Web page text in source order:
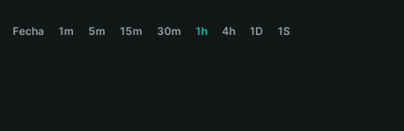
Fecha 1m 5m 15m 30m 1h 4h 1D 1S